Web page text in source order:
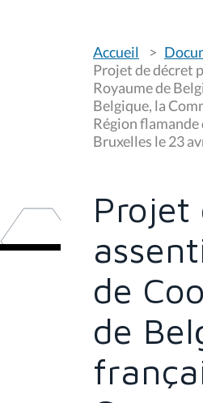
o
u
s
ê
t
e
s
i
:
Accueil
Projet de décret
Royaume de
Belgique, la
Région
Bruxelles le 23
Projet
de
de